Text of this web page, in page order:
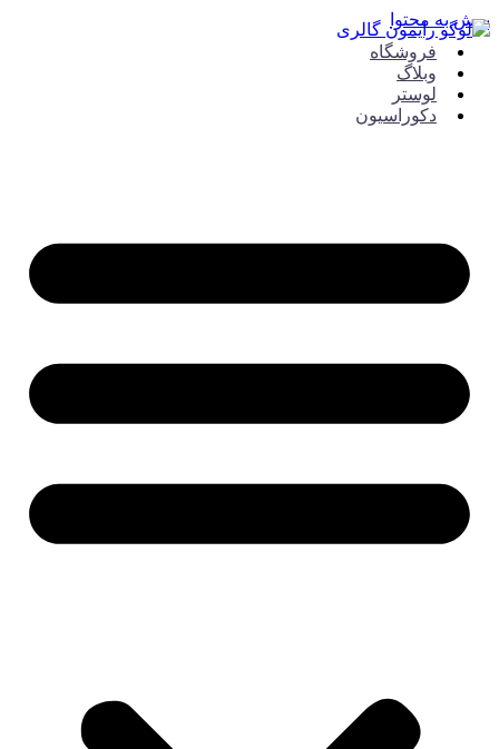
به محتوا
فروشگاه
وبلاگ
لوستر
دکوراسیون